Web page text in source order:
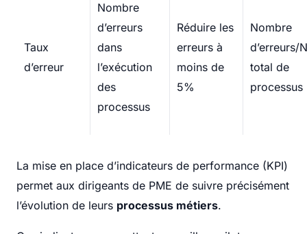
Taux
d’erreur
Nombre
d’erreurs
dans
l’exécution
des
processus
Réduire les
erreurs à
moins de
5%
Nombre
d’erreurs/
total de
processus
La mise en place d’indicateurs de performance (KPI)
permet aux dirigeants de PME de suivre précisément
l’évolution de leurs processus métiers.